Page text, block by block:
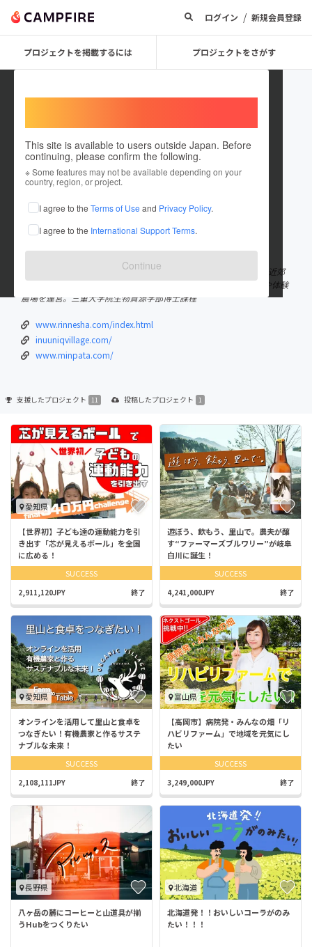
ログイン / 新規会員登録
プロジェクトを掲載するには プロジェクトをさがす
This site is available to users outside Japan. Before
continuing, please confirm the following.
※ Some features may not be available depending on your
country, region, or project.
I agree to the Terms of Use and Privacy Policy.
I agree to the International Support Terms.
Continue
Hiromitsu Iio
これまでに11回支援して1件のプロジェクトを投稿しています
在住国：日本 現在地：未設定
出身国：日本 出身地：未設定
1975年生まれ。株式会社りんねしゃ（1979年創業)の2代目。都市近郊
型の農的暮らしの実践・自立した食・農の提案とワークショップや体験
農場を運営。三重大学院生物資源学部博士課程
www.rinnesha.com/index.html
inuuniqvillage.com/
www.minpata.com/
支援したプロジェクト 11 投稿したプロジェクト 1
愛知県
【世界初】子ども達の運動能力を引
き出す「芯が見えるボール」を全国
に広める！
SUCCESS
2,911,120JPY 終了
遊ぼう、飲もう、里山で。農夫が醸
す“ファーマーズブルワリー”が岐阜
白川に誕生！
SUCCESS
4,241,000JPY 終了
愛知県
オンラインを活用して里山と食卓を
つなぎたい！有機農家と作るサステ
ナブルな未来！
SUCCESS
2,108,111JPY 終了
富山県
【高岡市】病院発・みんなの畑「リ
ハビリファーム」で地域を元気にし
たい
SUCCESS
3,249,000JPY 終了
長野県
八ヶ岳の麓にコーヒーと山道具が揃
うHubをつくりたい
北海道
北海道発！！おいしいコーラがのみ
たい！！！